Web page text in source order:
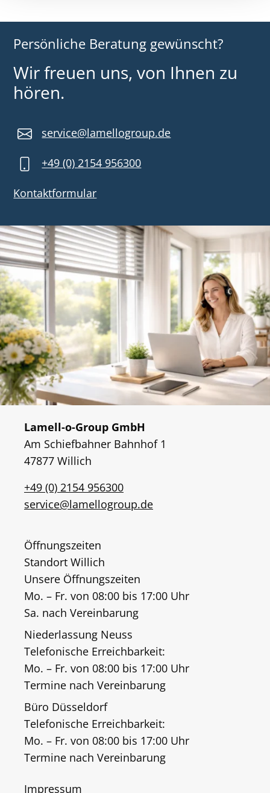
Persönliche Beratung gewünscht?
Wir freuen uns, von Ihnen zu
hören.
service@lamellogroup.de
+49 (0) 2154 956300
Kontaktformular
Lamell-o-Group GmbH
Am Schiefbahner Bahnhof 1
47877 Willich
+49 (0) 2154 956300
service@lamellogroup.de
Öffnungszeiten
Standort Willich
Unsere Öffnungszeiten
Mo. – Fr. von 08:00 bis 17:00 Uhr
Sa. nach Vereinbarung
Niederlassung Neuss
Telefonische Erreichbarkeit:
Mo. – Fr. von 08:00 bis 17:00 Uhr
Termine nach Vereinbarung
Büro Düsseldorf
Telefonische Erreichbarkeit:
Mo. – Fr. von 08:00 bis 17:00 Uhr
Termine nach Vereinbarung
Impressum